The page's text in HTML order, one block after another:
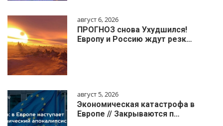
август 6, 2026
ПРОГНОЗ снова Ухудшился!
Европу и Россию ждут резк…
август 5, 2026
Экономическая катастрофа в
Европе // Закрываются п…